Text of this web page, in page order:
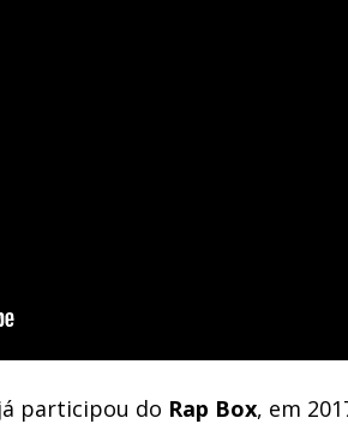
participou do Rap Box, em